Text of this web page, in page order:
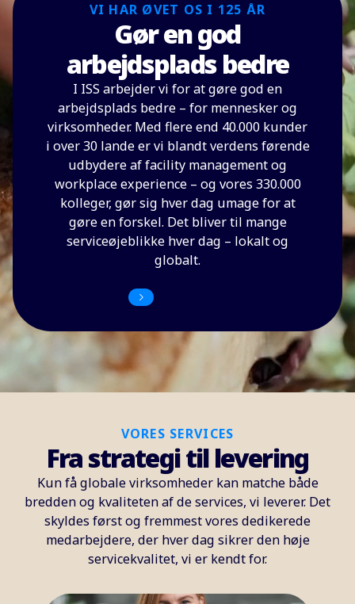
VI HAR ØVET OS I 125 ÅR
Gør en god
arbejdsplads bedre
I ISS arbejder vi for at gøre god en
arbejdsplads bedre – for mennesker og
virksomheder. Med flere end 40.000 kunder
i over 30 lande er vi blandt verdens førende
udbydere af facility management og
workplace experience – og vores 330.000
kolleger, gør sig hver dag umage for at
gøre en forskel. Det bliver til mange
serviceøjeblikke hver dag – lokalt og
globalt.
VORES SERVICES
Fra strategi til levering
Kun få globale virksomheder kan matche både
bredden og kvaliteten af de services, vi leverer. Det
skyldes først og fremmest vores dedikerede
medarbejdere, der hver dag sikrer den høje
servicekvalitet, vi er kendt for.